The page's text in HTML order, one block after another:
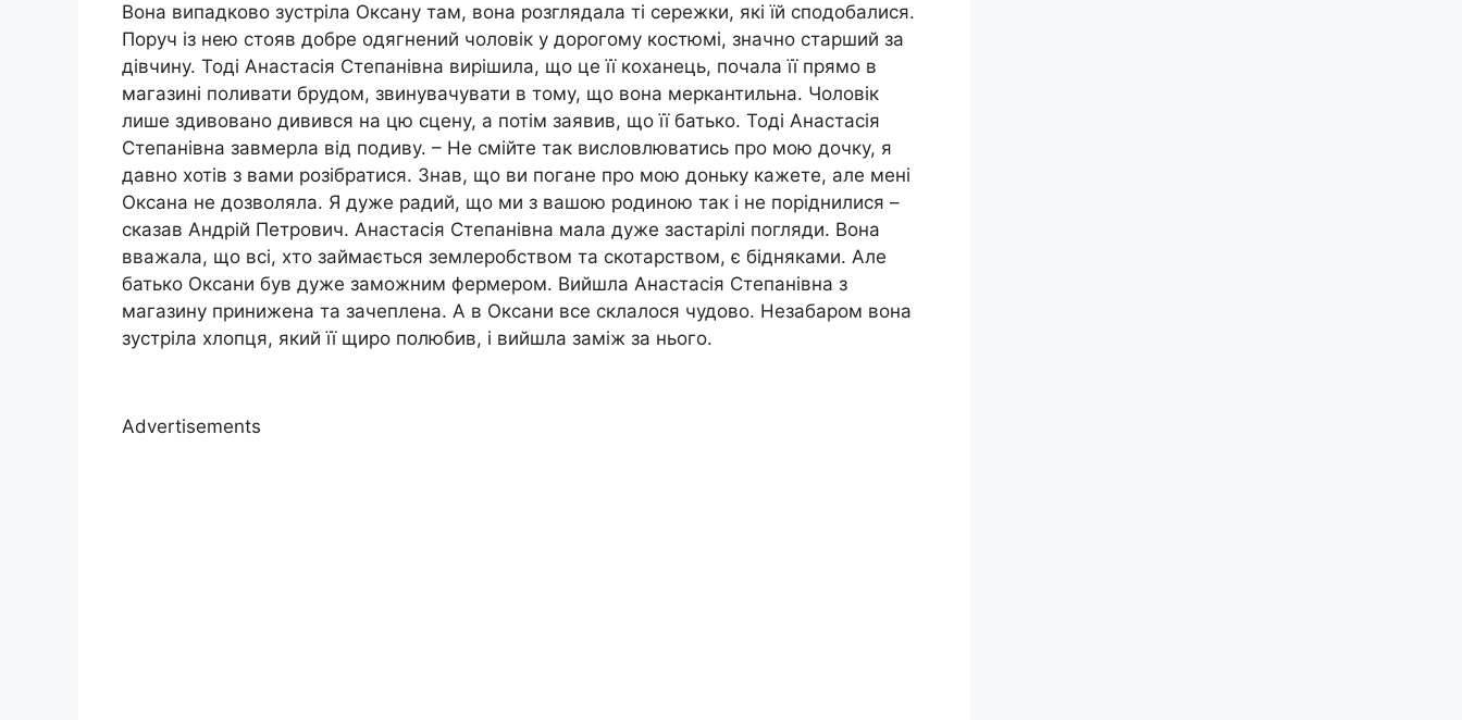
Вона випадково зустріла Оксану там, вона розглядала ті сережки, які їй сподобалися.
Поруч із нею стояв добре одягнений чоловік у дорогому костюмі, значно старший за
дівчину. Тоді Анастасія Степанівна вирішила, що це її коханець, почала її прямо в
магазині поливати брудом, звинувачувати в тому, що вона меркантильна. Чоловік
лише здивовано дивився на цю сцену, а потім заявив, що її батько. Тоді Анастасія
Степанівна завмерла від подиву. – Не смійте так висловлюватись про мою дочку, я
давно хотів з вами розібратися. Знав, що ви погане про мою доньку кажете, але мені
Оксана не дозволяла. Я дуже радий, що ми з вашою родиною так і не поріднилися –
сказав Андрій Петрович. Анастасія Степанівна мала дуже застарілі погляди. Вона
вважала, що всі, хто займається землеробством та скотарством, є бідняками. Але
батько Оксани був дуже заможним фермером. Вийшла Анастасія Степанівна з
магазину принижена та зачеплена. А в Оксани все склалося чудово. Незабаром вона
зустріла хлопця, який її щиро полюбив, і вийшла заміж за нього.
Advertisements